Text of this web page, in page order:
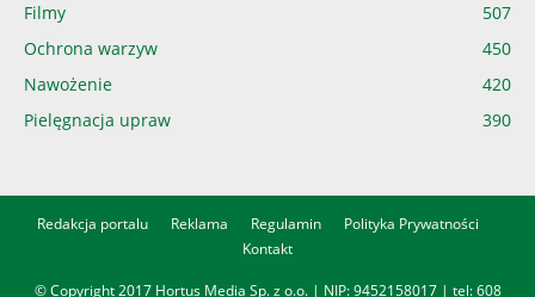
Filmy
507
Ochrona warzyw
450
Nawożenie
420
Pielęgnacja upraw
390
Redakcja portalu Reklama Regulamin
Polityka Prywatności
Kontakt
© Copyright 2017 Hortus Media Sp. z o.o. | NIP: 9452158017 | tel:608